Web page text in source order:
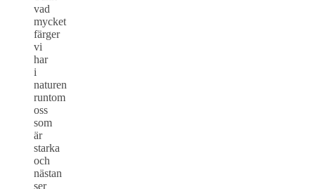
vad
mycket
färger
vi
har
i
naturen
runtom
oss
som
är
starka
och
nästan
ser